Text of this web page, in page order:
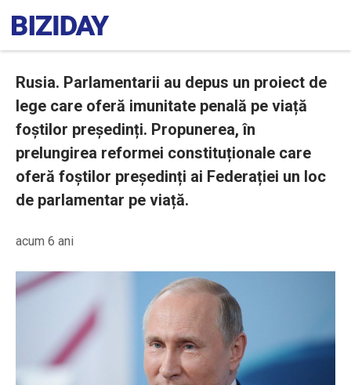
Rusia. Parlamentarii au depus un proiect de
lege care oferă imunitate penală pe viață
foștilor președinți. Propunerea, în
prelungirea reformei constituționale care
oferă foștilor președinți ai Federației un loc
de parlamentar pe viață.
acum 6 ani